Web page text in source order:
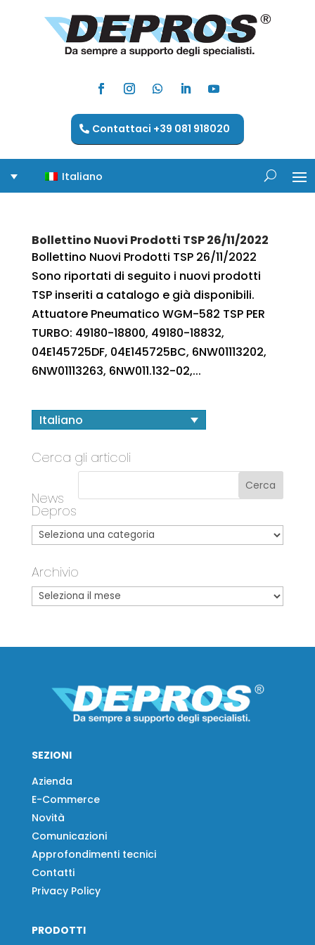
Contattaci +39 081 918020
Italiano
Bollettino Nuovi Prodotti TSP 26/11/2022
Bollettino Nuovi Prodotti TSP 26/11/2022
Sono riportati di seguito i nuovi prodotti
TSP inseriti a catalogo e già disponibili.
Attuatore Pneumatico WGM-582 TSP PER
TURBO: 49180-18800, 49180-18832,
04E145725DF, 04E145725BC, 6NW01113202,
6NW01113263, 6NW011.132-02,...
Italiano
Cerca gli articoli
News
Depros
Archivio
SEZIONI
Azienda
E-Commerce
Novità
Comunicazioni
Approfondimenti tecnici
Contatti
Privacy Policy
PRODOTTI